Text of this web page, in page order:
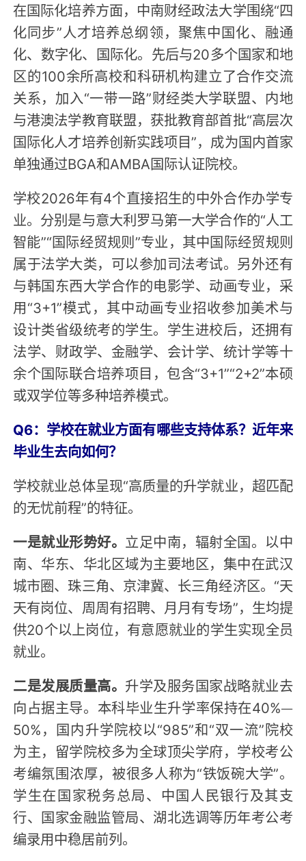
在国际化培养方面，中南财经政法大学围绕“四
化同步”人才培养总纲领，聚焦中国化、融通
化、数字化、国际化。先后与20多个国家和地
区的100余所高校和科研机构建立了合作交流
关系，加入“一带一路”财经类大学联盟、内地
与港澳法学教育联盟，获批教育部首批“高层次
国际化人才培养创新实践项目”，成为国内首家
单独通过BGA和AMBA国际认证院校。
学校2026年有4个直接招生的中外合作办学专
业。分别是与意大利罗马第一大学合作的“人工
智能”“国际经贸规则”专业，其中国际经贸规则
属于法学大类，可以参加司法考试。另外还有
与韩国东西大学合作的电影学、动画专业，采
用“3+1”模式，其中动画专业招收参加美术与
设计类省级统考的学生。学生进校后，还拥有
法学、财政学、金融学、会计学、统计学等十
余个国际联合培养项目，包含“3+1”“2+2”本硕
或双学位等多种培养模式。
Q6：学校在就业方面有哪些支持体系？近年来
毕业生去向如何？
学校就业总体呈现“高质量的升学就业，超匹配
的无忧前程”的特征。
一是就业形势好。 立足中南，辐射全国。以中
南、华东、华北区域为主要地区，集中在武汉
城市圈、珠三角、京津冀、长三角经济区。“天
天有岗位、周周有招聘、月月有专场”，生均提
供20个以上岗位，有意愿就业的学生实现全员
就业。
二是发展质量高。 升学及服务国家战略就业去
向占据主导。本科毕业生升学率保持在40%—
50%，国内升学院校以“985”和“双一流”院校
为主，留学院校多为全球顶尖学府，学校考公
考编氛围浓厚，被很多人称为“铁饭碗大学”。
学生在国家税务总局、中国人民银行及其支
行、国家金融监管局、湖北选调等历年考公考
编录用中稳居前列。